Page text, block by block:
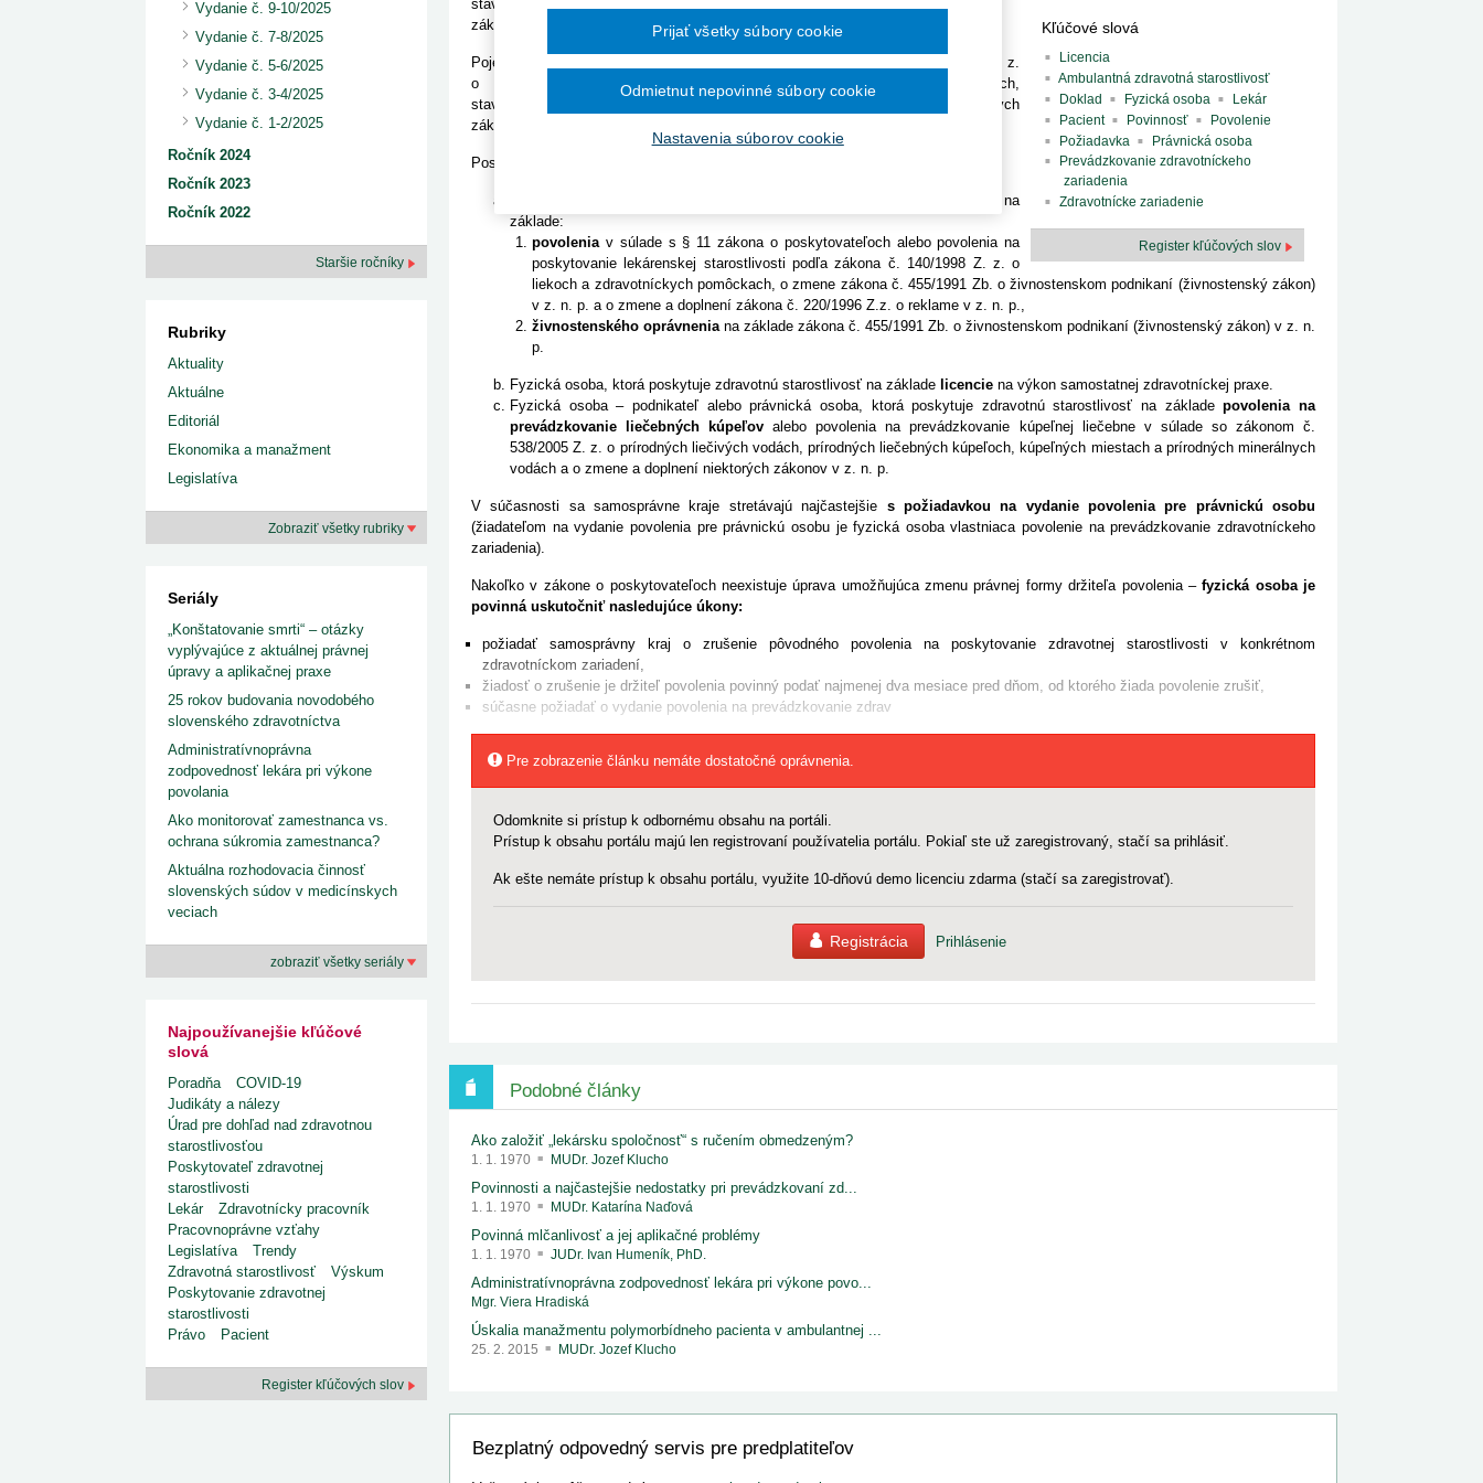
1. 7. 2026
redakcia
Ministerstvo zdravotníctva zverejnilo aktualizovaný
zoznam kategori...
29. 6. 2026
redakcia
Rezort zdravotníctva zverejnil zoznam
29. 6. 2026
redakcia
Výzva na podporu dostupnosti zdravotnej
22. 6. 2026
2013
2012
Od 1. augusta 2026 sa začína šesťmesačné prechodné obdobie na
implementáciu nových elektronických služieb v elektronickej zdravotnej
Ročník 2012
Ročník 2011
Ročník 2010
Ročník 2026
Kľúčové slová
Licencia
Ambulantná zdravotná starostlivosť
Doklad
Fyzická osoba
Lekár
Pacient
Povinnosť
Povolenie
Požiadavka
Právnická osoba
Prevádzkovanie zdravotníckeho
zariadenia
Zdravotnícke zariadenie
Register kľúčových slov
stavovských organizáciách v zdravotníctve a o zmene a doplnení niektorých
zákonov v z. n. p. (ďalej len „zákon o poskytovateľoch“).
Pojem poskytovateľ upravuje ustanovenie § 4 zákona č. 578/2004 Z. z.
o poskytovateľoch zdravotnej starostlivosti, zdravotníckych pracovníkoch,
stavovských organizáciách v zdravotníctve a o zmene a doplnení niektorých
zákonov v z. n. p. (ďalej len „zákon o poskytovateľoch“).
Poskytovateľom je:
Fyzická alebo právnická osoba, ktorá poskytuje zdravotnú starostlivosť na
základe:
povoleniav súlade s § 11 zákona o poskytovateľoch alebo povolenia na
poskytovanie lekárenskej starostlivosti podľa zákona č. 140/1998 Z. z. o
liekoch a zdravotníckych pomôckach, o zmene zákona č. 455/1991 Zb. o živnostenskom podnikaní (živnostenský zákon)
v z. n. p. a o zmene a doplnení zákona č. 220/1996 Z.z. o reklame v z. n. p.,
živnostenského oprávneniana základe zákona č. 455/1991 Zb. o živnostenskom podnikaní (živnostenský zákon) v z. n.
p.
Fyzická osoba, ktorá poskytuje zdravotnú starostlivosť na základe licencie na výkon samostatnej zdravotníckej praxe.
Fyzická osoba – podnikateľ alebo právnická osoba, ktorá poskytuje zdravotnú starostlivosť na základepovolenia na
prevádzkovanie liečebných kúpeľov alebo povolenia na prevádzkovanie kúpeľnej liečebne v súlade so zákonom č.
538/2005 Z. z. o prírodných liečivých vodách, prírodných liečebných kúpeľoch, kúpeľných miestach a prírodných minerálnych
vodách a o zmene a doplnení niektorých zákonov v z. n. p.
V súčasnosti sa samosprávne kraje stretávajú najčastejšie s požiadavkou na vydanie povolenia pre právnickú osobu
(žiadateľom na vydanie povolenia pre právnickú osobu je fyzická osoba vlastniaca povolenie na prevádzkovanie zdravotníckeho
zariadenia).
Nakoľko v zákone o poskytovateľoch neexistuje úprava umožňujúca zmenu právnej formy držiteľa povolenia –fyzická osoba je
povinná uskutočniť nasledujúce úkony:
požiadať samosprávny kraj o zrušenie pôvodného povolenia na poskytovanie zdravotnej starostlivosti v konkrétnom
zdravotníckom zariadení,
žiadosť o zrušenie je držiteľ povolenia povinný podať najmenej dva mesiace pred dňom, od ktorého žiada povolenie zrušiť,
súčasne požiadať o vydanie povolenia na prevádzkovanie zdrav
Pre zobrazenie článku nemáte dostatočné oprávnenia.
Odomknite si prístup k odbornému obsahu na portáli.
Prístup k obsahu portálu majú len registrovaní používatelia portálu. Pokiaľ ste už zaregistrovaný, stačí sa prihlásiť.
Ak ešte nemáte prístup k obsahu portálu, využite 10-dňovú demo licenciu zdarma (stačí sa zaregistrovať).
Registrácia Prihlásenie
Podobné články
Ako založiť „lekársku spoločnosť“ s ručením obmedzeným?
1. 1. 1970 MUDr. Jozef Klucho
Povinnosti a najčastejšie nedostatky pri prevádzkovaní zd...
1. 1. 1970 MUDr. Katarína Naďová
Povinná mlčanlivosť a jej aplikačné problémy
1. 1. 1970 JUDr. Ivan Humeník, PhD.
Administratívnoprávna zodpovednosť lekára pri výkone povo...
Mgr. Viera Hradiská
Úskalia manažmentu polymorbídneho pacienta v ambulantnej ...
25. 2. 2015 MUDr. Jozef Klucho
Bezplatný odpovedný servis pre predplatiteľov
Vydanie č. 9-10/2025
Vydanie č. 7-8/2025
Vydanie č. 5-6/2025
Vydanie č. 3-4/2025
Vydanie č. 1-2/2025
Ročník 2024
Ročník 2023
Ročník 2022
Staršie ročníky
Rubriky
Aktuality
Aktuálne
Editoriál
Ekonomika a manažment
Legislatíva
Zobraziť všetky rubriky
Seriály
„Konštatovanie smrti“ – otázky
vyplývajúce z aktuálnej právnej
úpravy a aplikačnej praxe
25 rokov budovania novodobého
slovenského zdravotníctva
Administratívnoprávna
zodpovednosť lekára pri výkone
povolania
Ako monitorovať zamestnanca vs.
ochrana súkromia zamestnanca?
Aktuálna rozhodovacia činnosť
slovenských súdov v medicínskych
veciach
zobraziť všetky seriály
Najpoužívanejšie kľúčové
slová
Poradňa
COVID-19
Judikáty a nálezy
Úrad pre dohľad nad zdravotnou
starostlivosťou
Poskytovateľ zdravotnej
starostlivosti
Lekár
Zdravotnícky pracovník
Pracovnoprávne vzťahy
Legislatíva
Trendy
Zdravotná starostlivosť
Výskum
Poskytovanie zdravotnej
starostlivosti
Právo
Pacient
Register kľúčových slov
Nastavenia súborov cookie
Odmietnut nepovinné súbory cookie
Prijať všetky súbory cookie